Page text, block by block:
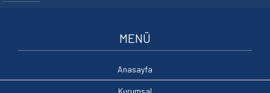
MENÜ
Anasayfa